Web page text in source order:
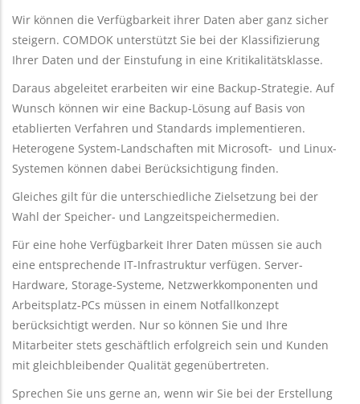
Wir können die Verfügbarkeit ihrer Daten aber ganz sicher
steigern. COMDOK unterstützt Sie bei der Klassifizierung
Ihrer Daten und der Einstufung in eine Kritikalitätsklasse.
Daraus abgeleitet erarbeiten wir eine Backup-Strategie. Auf
Wunsch können wir eine Backup-Lösung auf Basis von
etablierten Verfahren und Standards implementieren.
Heterogene System-Landschaften mit Microsoft- und Linux-
Systemen können dabei Berücksichtigung finden.
Gleiches gilt für die unterschiedliche Zielsetzung bei der
Wahl der Speicher- und Langzeitspeichermedien.
Für eine hohe Verfügbarkeit Ihrer Daten müssen sie auch
eine entsprechende IT-Infrastruktur verfügen. Server-
Hardware, Storage-Systeme, Netzwerkkomponenten und
Arbeitsplatz-PCs müssen in einem Notfallkonzept
berücksichtigt werden. Nur so können Sie und Ihre
Mitarbeiter stets geschäftlich erfolgreich sein und Kunden
mit gleichbleibender Qualität gegenübertreten.
Sprechen Sie uns gerne an, wenn wir Sie bei der Erstellung